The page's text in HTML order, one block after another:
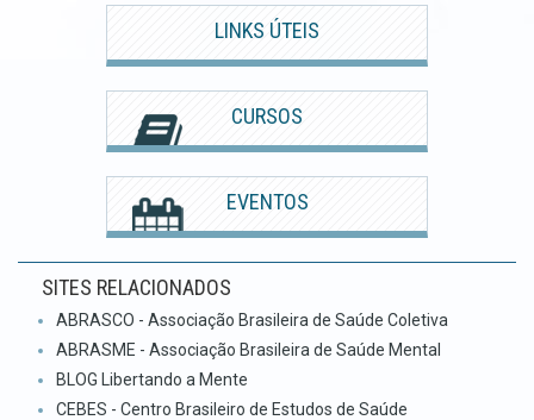
LINKS ÚTEIS
CURSOS
EVENTOS
SITES RELACIONADOS
ABRASCO - Associação Brasileira de Saúde Coletiva
ABRASME - Associação Brasileira de Saúde Mental
BLOG Libertando a Mente
CEBES - Centro Brasileiro de Estudos de Saúde